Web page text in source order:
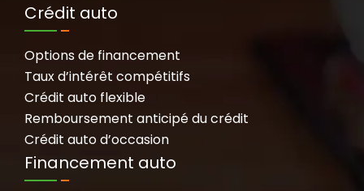
Crédit auto
Options de financement
Taux d’intérêt compétitifs
Crédit auto flexible
Remboursement anticipé du crédit
Crédit auto d’occasion
Financement auto